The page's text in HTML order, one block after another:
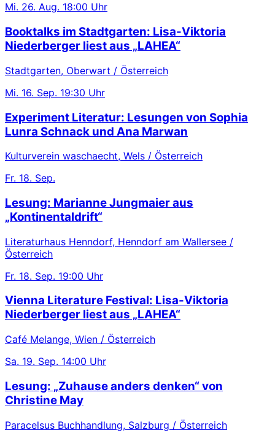
Mi. 26. Aug. 18:00 Uhr
Booktalks im Stadtgarten: Lisa-Viktoria
Niederberger liest aus „LAHEA“
Stadtgarten, Oberwart / Österreich
Mi. 16. Sep. 19:30 Uhr
Experiment Literatur: Lesungen von Sophia
Lunra Schnack und Ana Marwan
Kulturverein waschaecht, Wels / Österreich
Fr. 18. Sep.
Lesung: Marianne Jungmaier aus
„Kontinentaldrift“
Literaturhaus Henndorf, Henndorf am Wallersee /
Österreich
Fr. 18. Sep. 19:00 Uhr
Vienna Literature Festival: Lisa-Viktoria
Niederberger liest aus „LAHEA“
Café Melange, Wien / Österreich
Sa. 19. Sep. 14:00 Uhr
Lesung: „Zuhause anders denken“ von
Christine May
Paracelsus Buchhandlung, Salzburg / Österreich